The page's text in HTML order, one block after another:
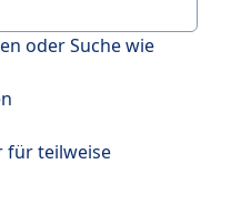
oder Suche wie
für teilweise